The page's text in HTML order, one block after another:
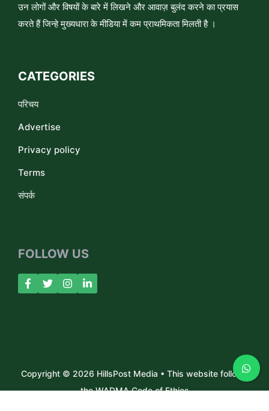
उन लोगों और विषयों के बारे में लिखने और आवाज़ बुलंद करने का प्रयास
करते हैं जिन्हे मुख्यधारा के मीडिया में कम प्राथमिकता मिलती है ।
CATEGORIES
परिचय
Advertise
Privacy policy
Terms
संपर्क
FOLLOW US
Copyright © 2026 HillsPost Media • This website follows
the WADMA Code of Ethics